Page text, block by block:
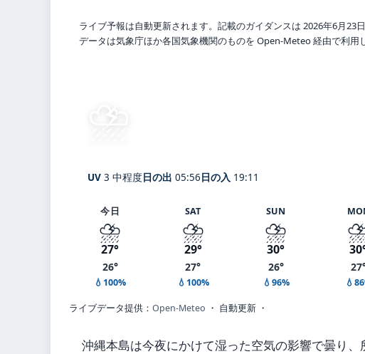
ライブ予報は自動更新されます。記載のガイダンスは 2026年6月23
データは気象庁ほか各国気象機関のものを Open-Meteo 経由で利用
⛈️
UV 3 中程度日の出 05:56日の入 19:11
今日
⛈️
27°
26°
💧100%
SAT
⛈️
29°
27°
💧100%
SUN
⛈️
30°
26°
💧96%
ライブデータ提供： Open-Meteo ・ 自動更新 ・
沖縄本島は今夜にかけて湿った空気の影響で曇り、